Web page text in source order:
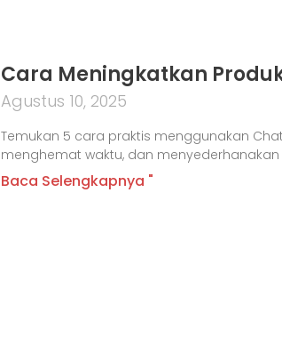
Cara Meningkatkan
Agustus 10, 2025
Temukan 5 cara praktis menggunakan
menghemat waktu, dan
Baca Selengkapnya "